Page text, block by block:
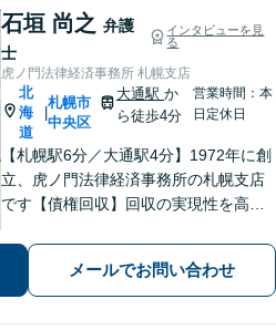
石垣 尚之 弁護
士
インタビューを見
る
虎ノ門法律経済事務所 札幌支店
北
海
道
札幌市
中央区
大通駅 か
ら徒歩4分
営業時間：本
日定休日
【札幌駅6分／大通駅4分】1972年に創
立、虎ノ門法律経済事務所の札幌支店
です【債権回収】回収の実現性を高め
けます【労働・雇用】労使双方の対応
経験を活かし、相談者さまのご要望に
沿った解決策をご提案いたします
メールでお問い合わせ